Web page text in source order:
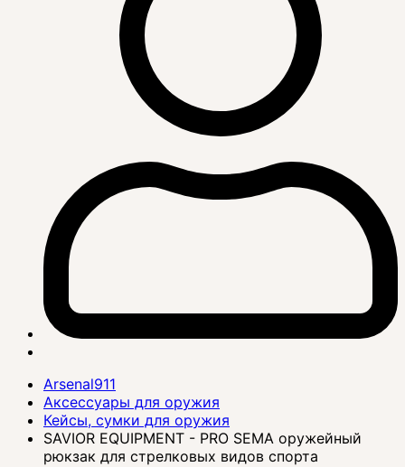
Arsenal911
Аксессуары для оружия
Кейсы, сумки для оружия
SAVIOR EQUIPMENT - PRO SEMA оружейный
рюкзак для стрелковых видов спорта